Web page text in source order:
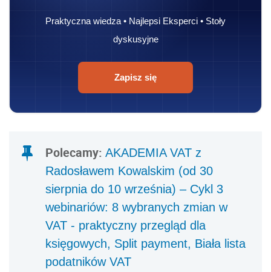
Praktyczna wiedza • Najlepsi Eksperci • Stoły
dyskusyjne
Zapisz się
Polecamy: AKADEMIA VAT z
Radosławem Kowalskim (od 30
sierpnia do 10 września) – Cykl 3
webinariów: 8 wybranych zmian w
VAT - praktyczny przegląd dla
księgowych, Split payment, Biała lista
podatników VAT